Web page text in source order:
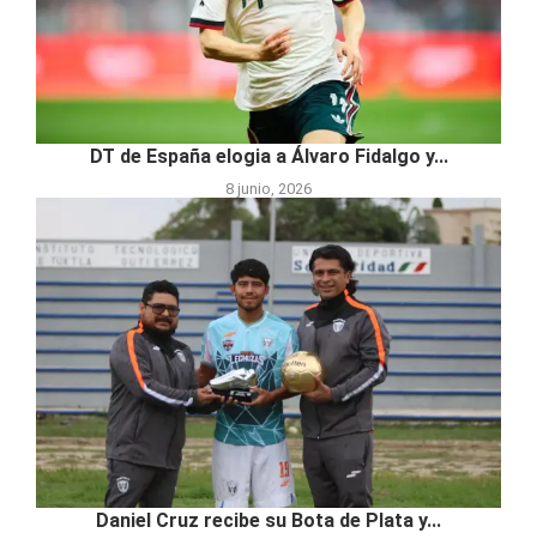
DT de España elogia a Álvaro Fidalgo y...
8 junio, 2026
Daniel Cruz recibe su Bota de Plata y...